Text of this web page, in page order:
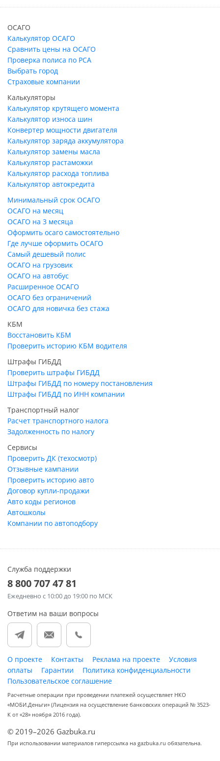
ОСАГО
Калькулятор ОСАГО
Сравнить цены на ОСАГО
Проверка полиса по РСА
Выбрать город
Страховые компании
Калькуляторы
Калькулятор крутящего момента
Калькулятор износа шин
Конвертер мощности двигателя
Калькулятор заряда аккумулятора
Калькулятор замены масла
Калькулятор растаможки
Калькулятор расхода топлива
Калькулятор автокредита
Минимальный срок ОСАГО
ОСАГО на месяц
ОСАГО на 3 месяца
Оформить осаго самостоятельно
Где лучше оформить ОСАГО
Самый дешевый полис
ОСАГО на грузовик
ОСАГО на автобус
Расширенное ОСАГО
ОСАГО без ограничений
ОСАГО для новичка без стажа
КБМ
Восстановить КБМ
Проверить историю КБМ водителя
Штрафы ГИБДД
Проверить штрафы ГИБДД
Штрафы ГИБДД по номеру постановления
Штрафы ГИБДД по ИНН компании
Транспортный налог
Расчет транспортного налога
Задолженность по налогу
Сервисы
Проверить ДК (техосмотр)
Отзывные кампании
Проверить историю авто
Договор купли-продажи
Авто коды регионов
Автошколы
Компании по автоподбору
Служба поддержки
8 800 707 47 81
Ежедневно с 10:00 до 19:00 по МСК
Ответим на ваши вопросы
О проекте Контакты Реклама на проекте
Условия
оплаты
Гарантии
Политика конфиденциальности
Пользовательское соглашение
Расчетные операции при проведении платежей осуществляет НКО
«МОБИ.Деньги» (Лицензия на осуществление банковских операций № 3523-
К от «28» ноября 2016 года).
© 2019–2026 Gazbuka.ru
При использовании материалов гиперссылка на gazbuka.ru обязательна.